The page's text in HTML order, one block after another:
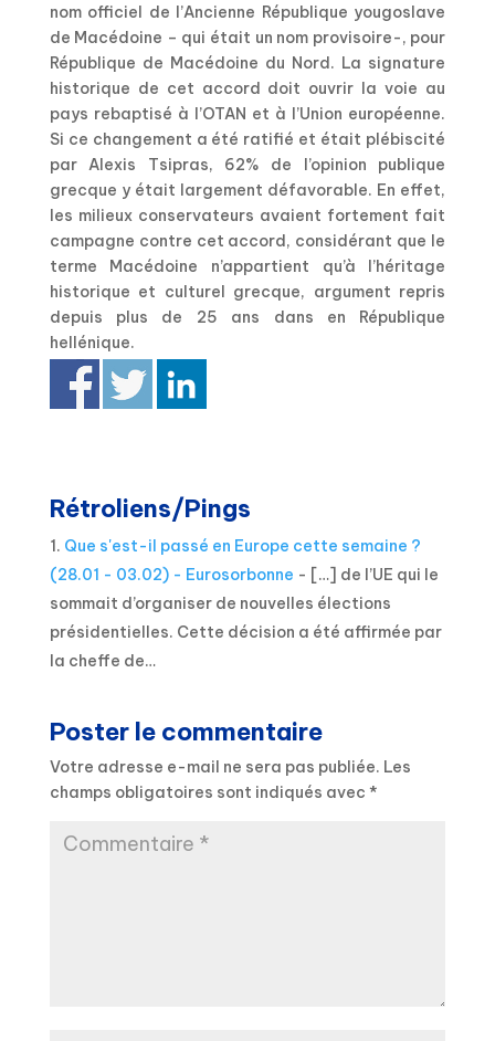
nom officiel de l’Ancienne République yougoslave
de Macédoine – qui était un nom provisoire-, pour
République de Macédoine du Nord. La signature
historique de cet accord doit ouvrir la voie au
pays rebaptisé à l’OTAN et à l’Union européenne.
Si ce changement a été ratifié et était plébiscité
par Alexis Tsipras, 62% de l’opinion publique
grecque y était largement défavorable. En effet,
les milieux conservateurs avaient fortement fait
campagne contre cet accord, considérant que le
terme Macédoine n’appartient qu’à l’héritage
historique et culturel grecque, argument repris
depuis plus de 25 ans dans en République
hellénique.
Rétroliens/Pings
Que s'est-il passé en Europe cette semaine ?
(28.01 - 03.02) - Eurosorbonne - […] de l’UE qui le
sommait d’organiser de nouvelles élections
présidentielles. Cette décision a été affirmée par
la cheffe de…
Poster le commentaire
Votre adresse e-mail ne sera pas publiée. Les
champs obligatoires sont indiqués avec *